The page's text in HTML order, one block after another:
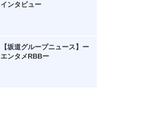
インタビュー
【坂道グループニュース】ー
エンタメRBBー